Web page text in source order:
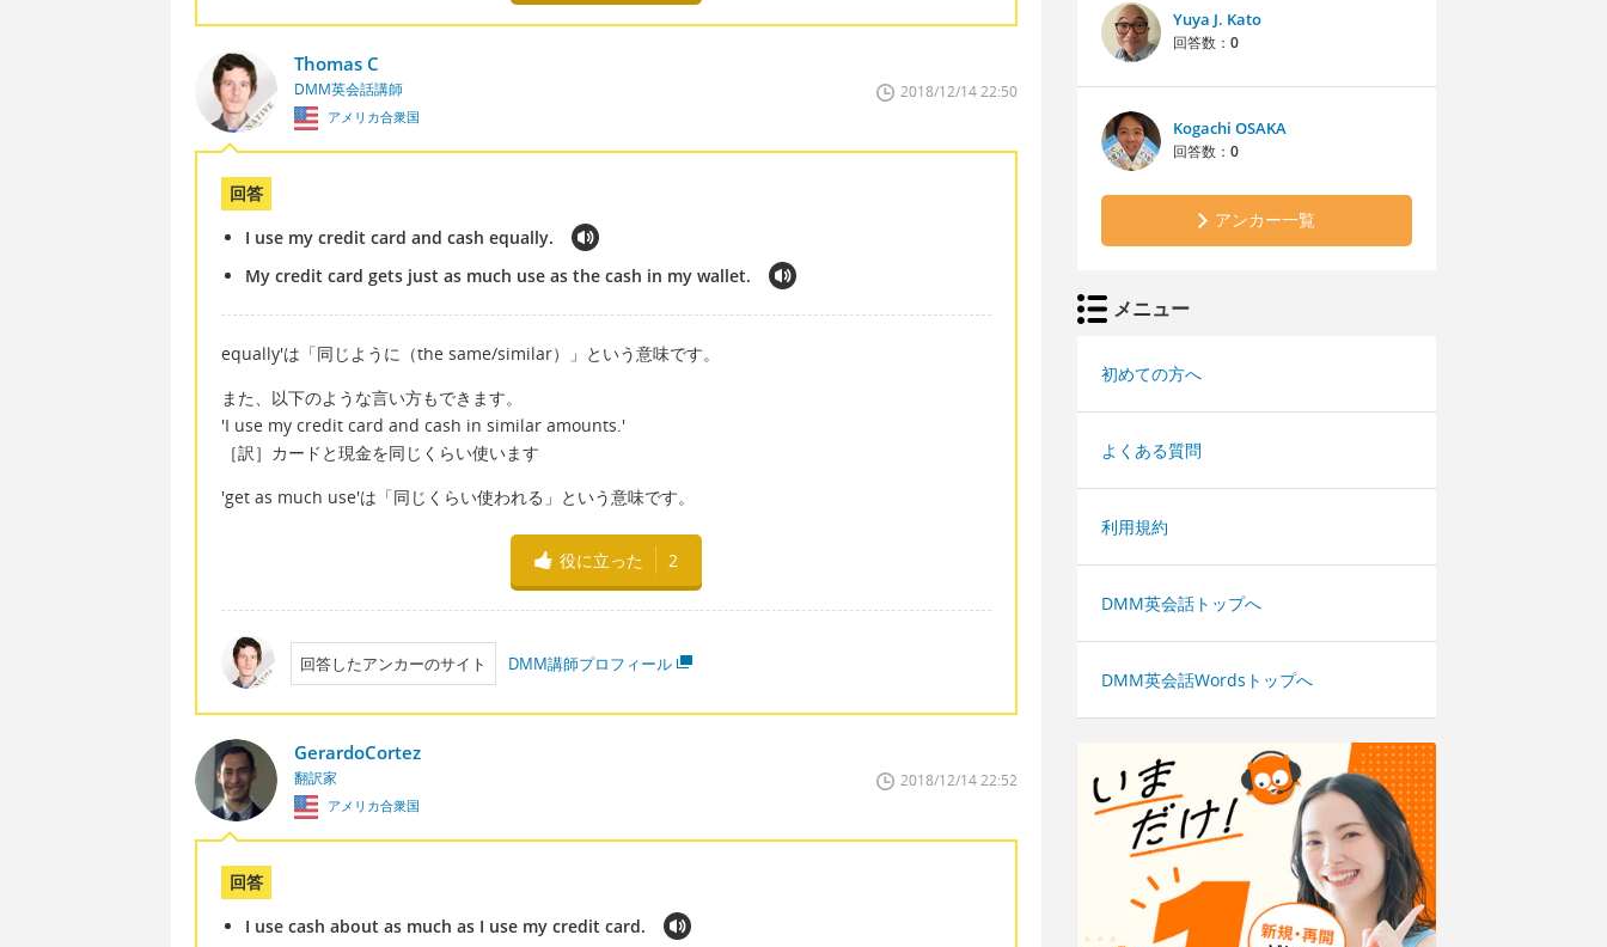
Thomas C
DMM英会話講師
アメリカ合衆国
2018/12/14 22:50
回答
I use my credit card and cash equally.
My credit card gets just as much use as the cash in my wallet.
equally'は「同じように（the same/similar）」という意味です。
また、以下のような言い方もできます。
'I use my credit card and cash in similar amounts.'
［訳］カードと現金を同じくらい使います
'get as much use'は「同じくらい使われる」という意味です。
役に立った 2
回答したアンカーのサイト DMM講師プロフィール
GerardoCortez
翻訳家
アメリカ合衆国
2018/12/14 22:52
回答
I use cash about as much as I use my credit card.
Yuya J. Kato
回答数： 0
Kogachi OSAKA
回答数： 0
アンカー一覧
メニュー
初めての方へ
よくある質問
利用規約
DMM英会話トップへ
DMM英会話Wordsトップへ